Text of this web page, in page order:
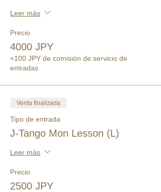
Leer más
Precio
4000 JPY
+100 JPY de comisión de servicio de
entradas
Venta finalizada
Tipo de entrada
J-Tango Mon Lesson (L)
Leer más
Precio
2500 JPY